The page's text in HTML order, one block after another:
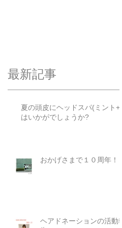
最新記事
夏の頭皮にヘッドスパ(ミント+)
はいかがでしょうか?
おかげさまで１０周年！
ヘアドネーションの活動報